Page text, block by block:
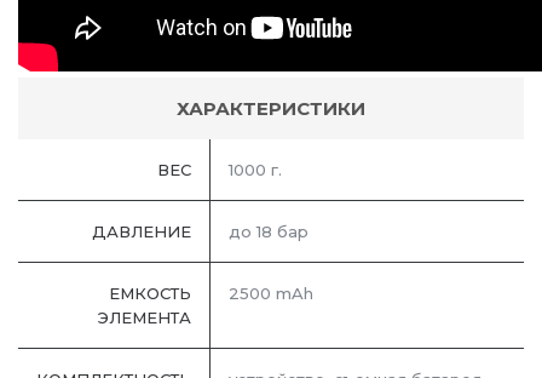
ХАРАКТЕРИСТИКИ
ВЕС 1000 г.
ДАВЛЕНИЕ до 18 бар
ЕМКОСТЬ
ЭЛЕМЕНТА
2500 mAh